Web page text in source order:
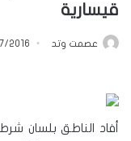
قيسارية
عصمت وتد 2016
أفاد الناطق بلسان